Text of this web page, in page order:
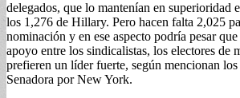
delegados, que lo mantenían en superioridad
los 1,276 de Hillary. Pero hacen falta 2,025
nominación y en ese aspecto podría pesar
apoyo entre los sindicalistas, los electores de
prefieren un líder fuerte, según mencionan los
Senadora por New York.